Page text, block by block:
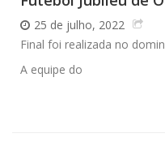
25 de julho, 2022
Final foi realizada no
A equipe do